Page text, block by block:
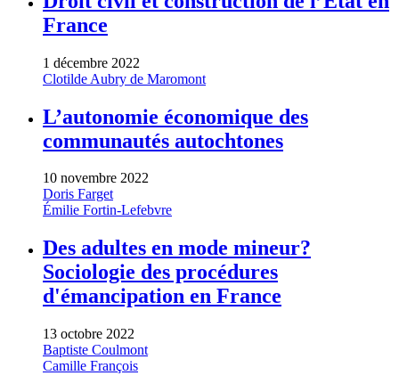
France
1 décembre 2022
Clotilde Aubry de Maromont
L’autonomie économique des
communautés autochtones
10 novembre 2022
Doris Farget
Émilie Fortin-Lefebvre
Des adultes en mode mineur?
Sociologie des procédures
d'émancipation en France
13 octobre 2022
Baptiste Coulmont
Camille François